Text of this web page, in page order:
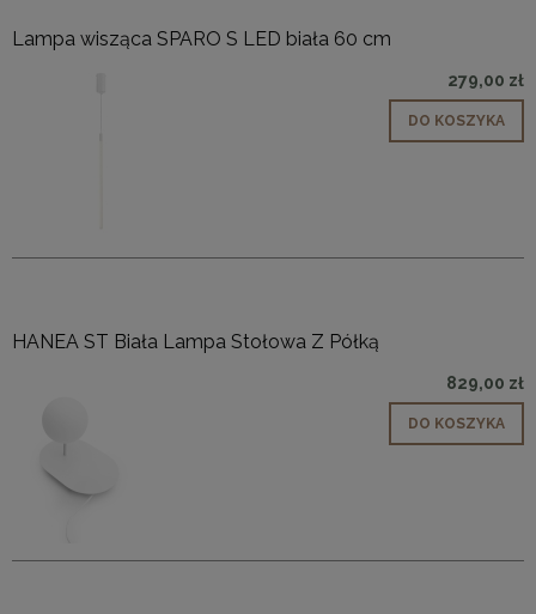
Lampa wisząca SPARO S LED biała 60 cm
279,00 zł
DO KOSZYKA
HANEA ST Biała Lampa Stołowa Z Półką
829,00 zł
DO KOSZYKA